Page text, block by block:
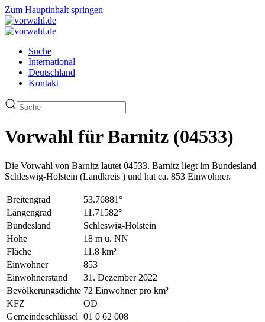
Zum Hauptinhalt springen
Suche
International
Deutschland
Kontakt
Vorwahl für Barnitz (04533)
Die Vorwahl von Barnitz lautet 04533. Barnitz liegt im Bundesland
Schleswig-Holstein (Landkreis ) und hat ca. 853 Einwohner.
Breitengrad
53.76881°
Längengrad
11.71582°
Bundesland
Schleswig-Holstein
Höhe
18 m ü. NN
Fläche
11.8 km²
Einwohner
853
Einwohnerstand
31. Dezember 2022
Bevölkerungsdichte 72 Einwohner pro km²
KFZ
OD
Gemeindeschlüssel 01 0 62 008